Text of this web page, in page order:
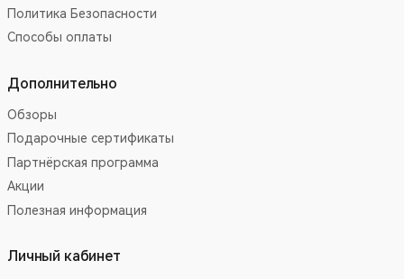
Политика Безопасности
Способы оплаты
Дополнительно
Обзоры
Подарочные сертификаты
Партнёрская программа
Акции
Полезная информация
Личный кабинет